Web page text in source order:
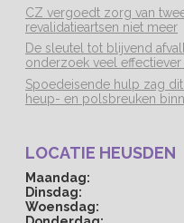
CZ vergoedt zorg van
revalidatieartsen niet meer
De sleutel tot blijvend
onderzoek veel effectiever
Spoedeisende hulp zag
heup- en polsbreuken
LOCATIE HEUSDEN
Maandag:
Dinsdag:
Woensdag: